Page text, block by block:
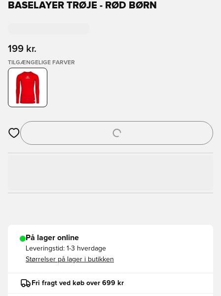
BASELAYER TRØJE - RØD BØRN
199 kr.
TILGÆNGELIGE FARVER
Åbner en Modal til at logge ind eller tilmelde dig som medlem
På lager online
Leveringstid: 1-3 hverdage
Størrelser på lager i butikken
Fri fragt ved køb over 699 kr